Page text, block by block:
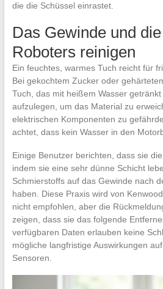
die die Schüssel einrastet.
Das Gewinde und
Roboters reinigen
Ein feuchtes, warmes Tuch reicht für
Bei gekochtem Zucker oder
Tuch, das mit heißem Wasser
aufzulegen, um das Material zu
elektrischen Komponenten zu
achtet, dass kein Wasser in den
Einige Benutzer berichten, dass sie
indem sie eine sehr dünne Schicht
Schmierstoffs auf das Gewinde nach
haben. Diese Praxis wird von
nicht empfohlen, aber die
zeigen, dass sie das folgende
verfügbaren Daten erlauben keine
mögliche langfristige Auswirkungen
Sensoren.